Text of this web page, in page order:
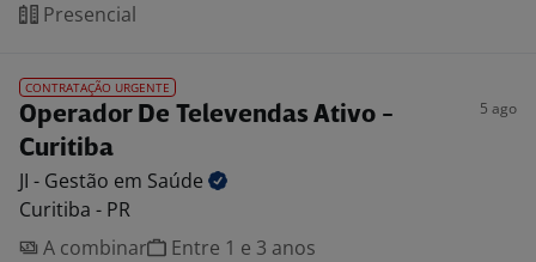
Presencial
CONTRATAÇÃO URGENTE
Operador De Televendas Ativo -
Curitiba
5 ago
JI - Gestão em Saúde
Curitiba - PR
A combinar
Entre 1 e 3 anos